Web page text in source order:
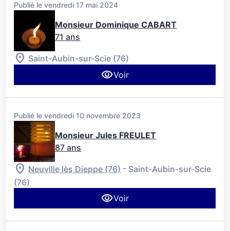
Publié le vendredi 17 mai 2024
Monsieur Dominique CABART
71 ans
Saint-Aubin-sur-Scie (76)
Voir
Publié le vendredi 10 novembre 2023
Monsieur Jules FREULET
87 ans
Neuville lès Dieppe (76) - Saint-Aubin-sur-Scie
(76)
Voir